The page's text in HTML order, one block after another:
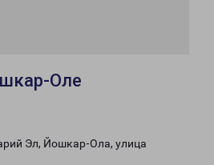
Оле
Эл, Йошкар-Ола, улица